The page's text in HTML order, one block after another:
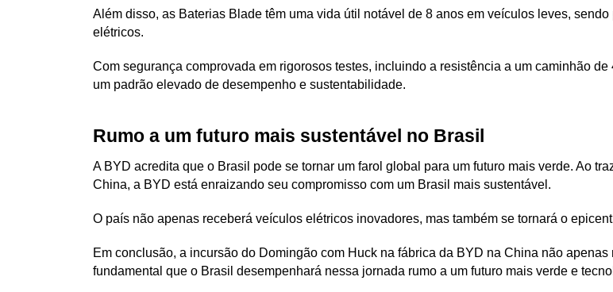
Além disso, as Baterias Blade têm uma vida útil notável de 8 anos em veículos leves,
elétricos.
Com segurança comprovada em rigorosos testes, incluindo a resistência a um caminhão
um padrão elevado de desempenho e sustentabilidade.
Rumo a um futuro mais sustentável no Brasil
A BYD acredita que o Brasil pode se tornar um farol global para um futuro mais verde. Ao
China, a BYD está enraizando seu compromisso com um Brasil mais sustentável.
O país não apenas receberá veículos elétricos inovadores, mas também se tornará o
Em conclusão, a incursão do Domingão com Huck na fábrica da BYD na China não
fundamental que o Brasil desempenhará nessa jornada rumo a um futuro mais verde e